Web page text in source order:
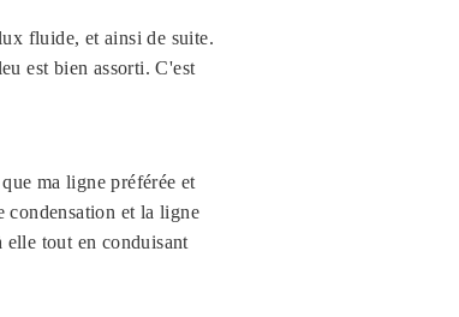
fluide, et ainsi de suite.
est bien assorti. C'est
ma ligne préférée et
condensation et la ligne
elle tout en conduisant